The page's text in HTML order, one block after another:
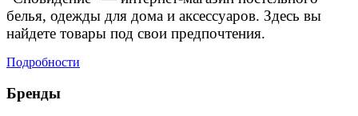
белья, одежды для дома и аксессуаров. Здесь вы
найдете товары под свои предпочтения.
Подробности
Бренды